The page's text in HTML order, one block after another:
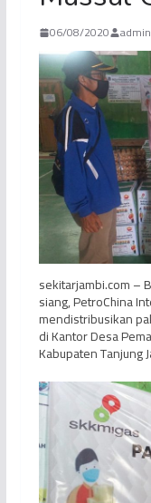
06/08/2020
sekitarjambi.com –
siang, PetroChina
mendistribusikan
di Kantor Desa
Kabupaten Tanjung